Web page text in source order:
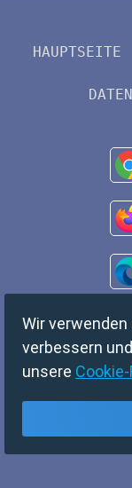
HAUPTSEITE
Wir verwenden
verbessern
unsere